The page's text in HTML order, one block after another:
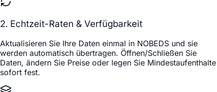
2. Echtzeit-Raten & Verfügbarkeit
Aktualisieren Sie Ihre Daten einmal in NOBEDS und sie
werden automatisch übertragen. Öffnen/Schließen Sie
Daten, ändern Sie Preise oder legen Sie Mindestaufenthalte
sofort fest.